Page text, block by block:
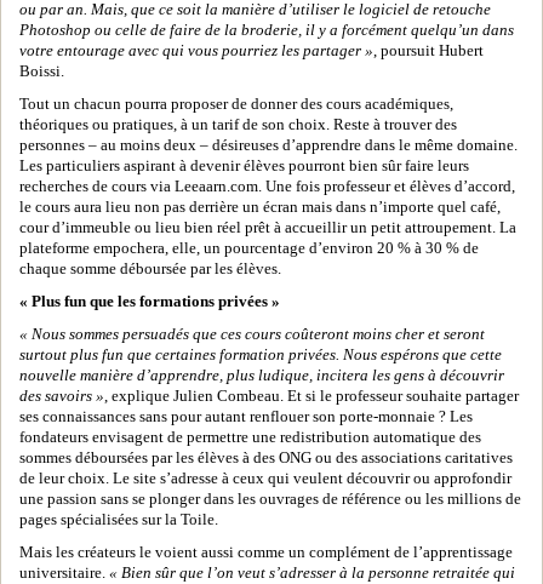
ou par an. Mais, que ce soit la manière d’utiliser le logiciel de retouche
Photoshop ou celle de faire de la broderie, il y a forcément quelqu’un dans
votre entourage avec qui vous pourriez les partager », poursuit Hubert
Boissi.
Tout un chacun pourra proposer de donner des cours académiques,
théoriques ou pratiques, à un tarif de son choix. Reste à trouver des
personnes – au moins deux – désireuses d’apprendre dans le même domaine.
Les particuliers aspirant à devenir élèves pourront bien sûr faire leurs
recherches de cours via Leeaarn.com. Une fois professeur et élèves d’accord,
le cours aura lieu non pas derrière un écran mais dans n’importe quel café,
cour d’immeuble ou lieu bien réel prêt à accueillir un petit attroupement. La
plateforme empochera, elle, un pourcentage d’environ 20 % à 30 % de
chaque somme déboursée par les élèves.
« Plus fun que les formations privées »
« Nous sommes persuadés que ces cours coûteront moins cher et seront
surtout plus fun que certaines formation privées. Nous espérons que cette
nouvelle manière d’apprendre, plus ludique, incitera les gens à découvrir
des savoirs », explique Julien Combeau. Et si le professeur souhaite partager
ses connaissances sans pour autant renflouer son porte-monnaie ? Les
fondateurs envisagent de permettre une redistribution automatique des
sommes déboursées par les élèves à des ONG ou des associations caritatives
de leur choix. Le site s’adresse à ceux qui veulent découvrir ou approfondir
une passion sans se plonger dans les ouvrages de référence ou les millions de
pages spécialisées sur la Toile.
Mais les créateurs le voient aussi comme un complément de l’apprentissage
universitaire. « Bien sûr que l’on veut s’adresser à la personne retraitée qui